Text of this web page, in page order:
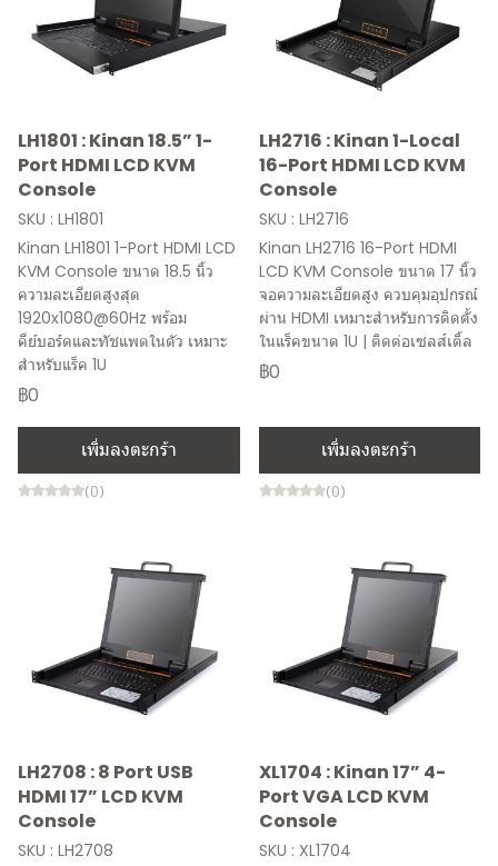
LH1801 : Kinan 18.5” 1-
Port HDMI LCD KVM
Console
SKU : LH1801
Kinan LH1801 1-Port HDMI LCD
KVM Console ขนาด 18.5 นิ้ว
ความละเอียดสูงสุด
1920x1080@60Hz พร้อม
คีย์บอร์ดและทัชแพดในตัว เหมาะ
สำหรับแร็ค 1U
฿0
เพิ่มลงตะกร้า
(0)
LH2716 : Kinan 1-Local
16-Port HDMI LCD KVM
Console
SKU : LH2716
Kinan LH2716 16-Port HDMI
LCD KVM Console ขนาด 17 นิ้ว
จอความละเอียดสูง ควบคุมอุปกรณ์
ผ่าน HDMI เหมาะสำหรับการติดตั้ง
ในแร็คขนาด 1U | ติดต่อเซลส์เติ้ล
฿0
เพิ่มลงตะกร้า
(0)
LH2708 : 8 Port USB
HDMI 17” LCD KVM
Console
SKU : LH2708
XL1704 : Kinan 17” 4-
Port VGA LCD KVM
Console
SKU : XL1704